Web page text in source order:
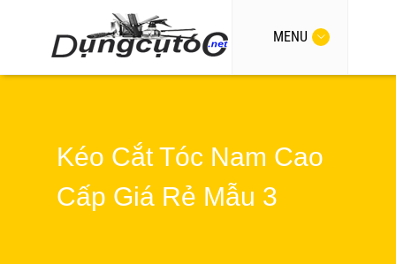
MENU
Kéo Cắt Tóc Nam Cao
Cấp Giá Rẻ Mẫu 3